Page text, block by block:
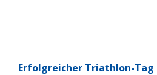
Erfolg­rei­cher Tri­ath­lon-Tag